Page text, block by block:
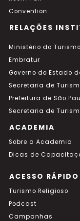
Convention
RELAÇÕES
Ministério do Turismo
Embratur
Governo do Estado
Secretaria de
Prefeitura de São
Secretaria de
ACADEMIA
Sobre a Academia
Dicas de
ACESSO RÁPIDO
Turismo Religioso
Podcast
Campanhas